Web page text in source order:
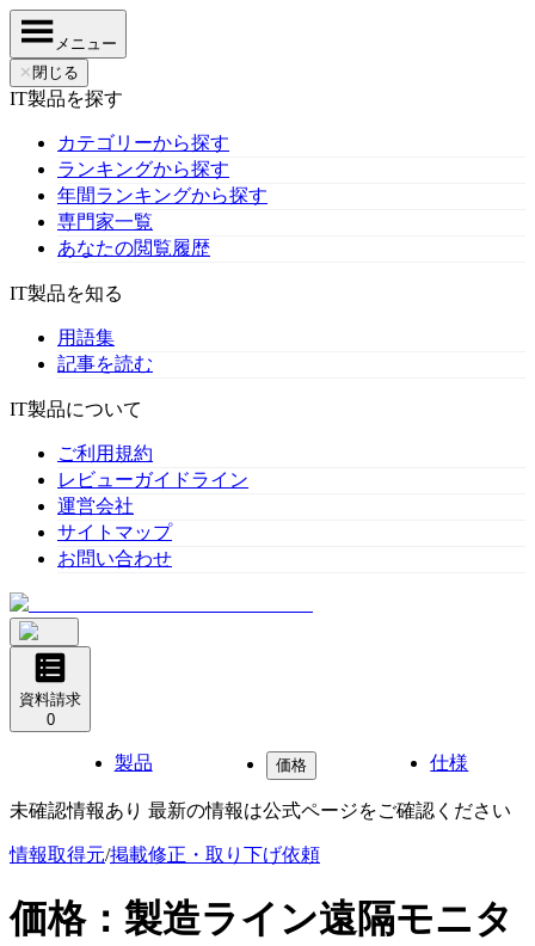
メニュー
✕ 閉じる
IT製品を探す
カテゴリーから探す
ランキングから探す
年間ランキングから探す
専門家一覧
あなたの閲覧履歴
IT製品を知る
用語集
記事を読む
IT製品について
ご利用規約
レビューガイドライン
運営会社
サイトマップ
お問い合わせ
資料請求
0
製品 価格 仕様
未確認情報あり 最新の情報は公式ページをご確認ください
情報取得元/掲載修正・取り下げ依頼
価格： 製造ライン遠隔モニタ